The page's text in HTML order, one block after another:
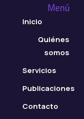
Menú
Inicio
Quiénes
somos
Servicios
Publicaciones
Contacto